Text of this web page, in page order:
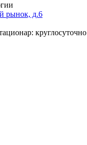
рынок, д.6
круглосуточно